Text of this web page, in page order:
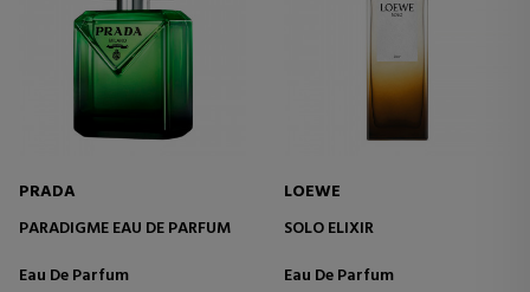
PRADA
PARADIGME EAU DE PARFUM
Eau De Parfum
LOEWE
SOLO ELIXIR
Eau De Parfum